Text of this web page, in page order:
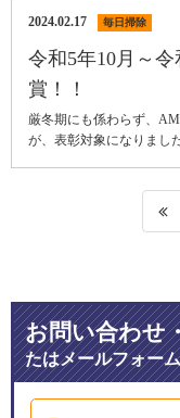
2024.02.17 毎日掃除
令和5年10月～
賞！！
厳冬期にも係わらず、
が、表彰対象になりまし
お問い合わせ
たはメールフォー